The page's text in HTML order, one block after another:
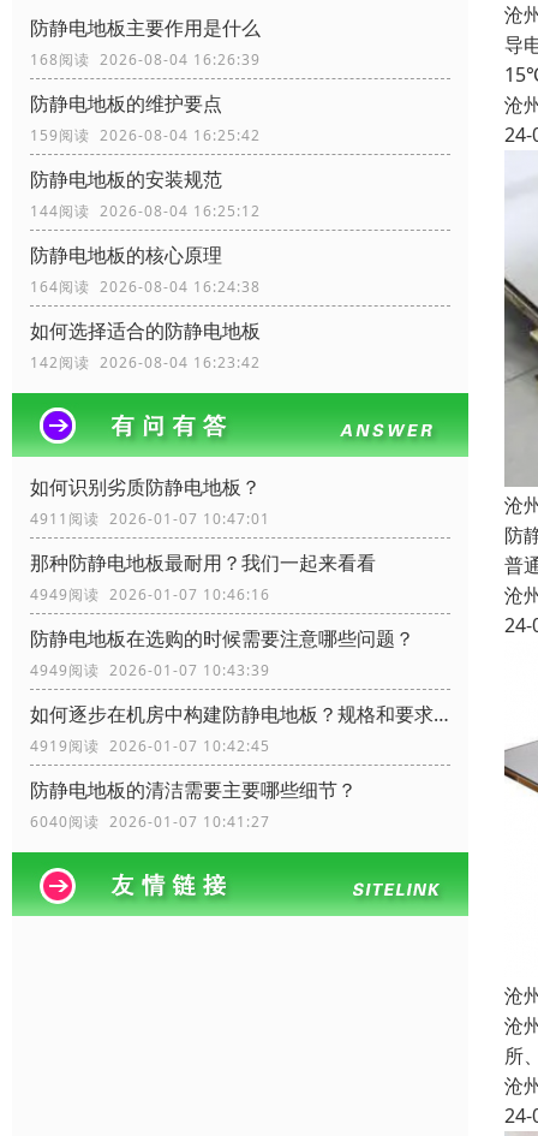
防静电地板主要作用是什么
168阅读 2026-08-04 16:26:39
防静电地板的维护要点
159阅读 2026-08-04 16:25:42
防静电地板的安装规范
144阅读 2026-08-04 16:25:12
防静电地板的核心原理
164阅读 2026-08-04 16:24:38
如何选择适合的防静电地板
142阅读 2026-08-04 16:23:42
如何识别劣质防静电地板？
4911阅读 2026-01-07 10:47:01
那种防静电地板最耐用？我们一起来看看
4949阅读 2026-01-07 10:46:16
防静电地板在选购的时候需要注意哪些问题？
4949阅读 2026-01-07 10:43:39
如何逐步在机房中构建防静电地板？规格和要求？
4919阅读 2026-01-07 10:42:45
防静电地板的清洁需要主要哪些细节？
6040阅读 2026-01-07 10:41:27
沧
导
沧
24-
沧
防
普
沧
24-
沧
沧
所
沧
24-